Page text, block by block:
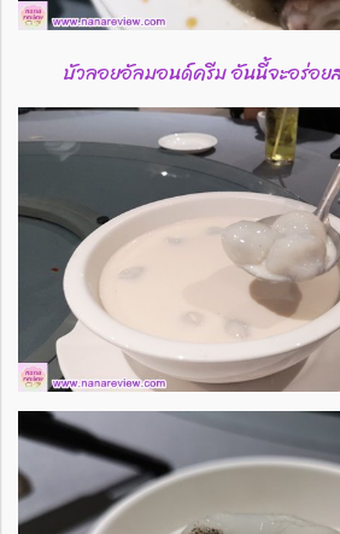
บัวลอยอัลมอนด์ครีม อันนี้จะอร่อย